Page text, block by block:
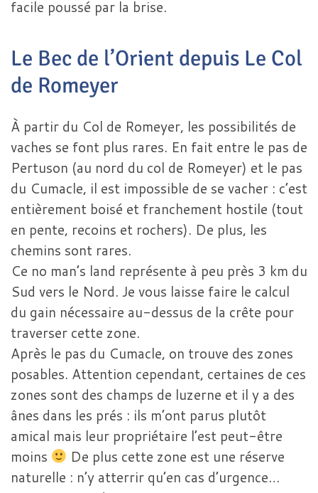
facile poussé par la brise.
Le Bec de l’Orient depuis Le Col
de Romeyer
À partir du Col de Romeyer, les possibilités de
vaches se font plus rares. En fait entre le pas de
Pertuson (au nord du col de Romeyer) et le pas
du Cumacle, il est impossible de se vacher : c’est
entièrement boisé et franchement hostile (tout
en pente, recoins et rochers). De plus, les
chemins sont rares.
Ce no man’s land représente à peu près 3 km du
Sud vers le Nord. Je vous laisse faire le calcul
du gain nécessaire au-dessus de la crête pour
traverser cette zone.
Après le pas du Cumacle, on trouve des zones
posables. Attention cependant, certaines de ces
zones sont des champs de luzerne et il y a des
ânes dans les prés : ils m’ont parus plutôt
amical mais leur propriétaire l’est peut-être
moins
De plus cette zone est une réserve
naturelle : n’y atterrir qu’en cas d’urgence…